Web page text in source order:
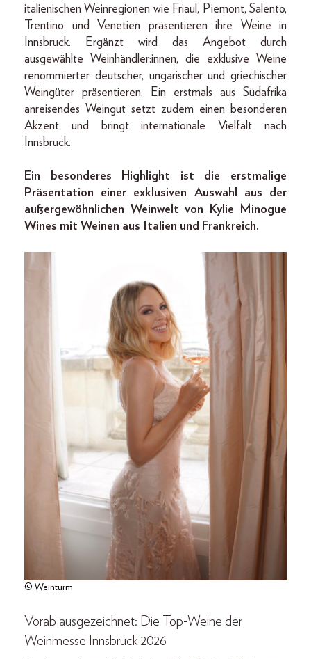
italienischen Weinregionen wie Friaul, Piemont, Salento,
Trentino und Venetien präsentieren ihre Weine in
Innsbruck. Ergänzt wird das Angebot durch
ausgewählte Weinhändler:innen, die exklusive Weine
renommierter deutscher, ungarischer und griechischer
Weingüter präsentieren. Ein erstmals aus Südafrika
anreisendes Weingut setzt zudem einen besonderen
Akzent und bringt internationale Vielfalt nach
Innsbruck.
Ein besonderes Highlight ist die erstmalige
Präsentation einer exklusiven Auswahl aus der
außergewöhnlichen Weinwelt von Kylie Minogue
Wines mit Weinen aus Italien und Frankreich.
© Weinturm
Vorab ausgezeichnet: Die Top-Weine der
Weinmesse Innsbruck 2026